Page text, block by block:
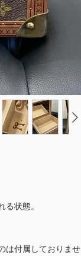
状態。
は付属しておりませ